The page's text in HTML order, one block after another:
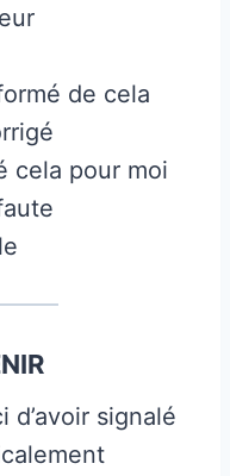
de cela
cela pour moi
d’avoir signalé